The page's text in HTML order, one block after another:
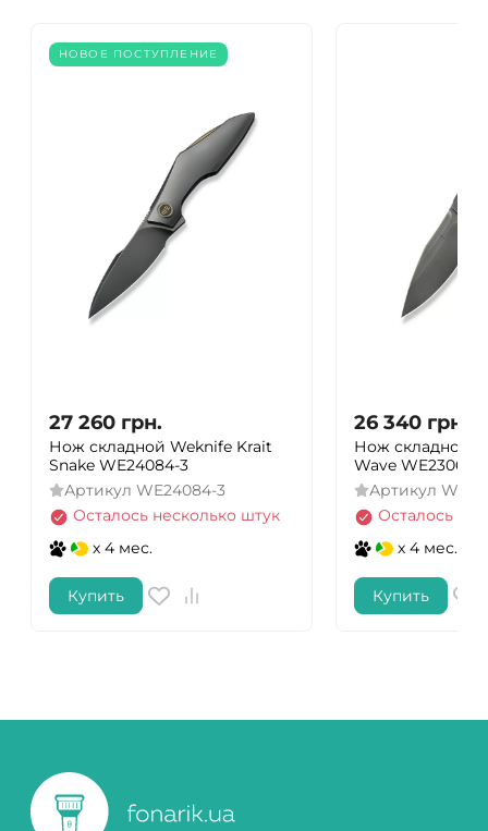
НОВОЕ ПОСТУПЛЕНИЕ
27 260 грн.
Нож складной Weknife Krait
Snake WE24084-3
Артикул WE24084-3
Осталось несколько штук
x 4 мес.
Купить
26 340 грн.
Нож складной
Wave
Артикул
Осталось
x 4 мес.
Купить